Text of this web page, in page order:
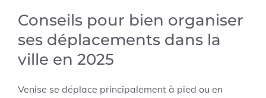
Conseils pour bien organiser
ses déplacements dans la
ville en 2025
Venise se déplace principalement à pied ou en